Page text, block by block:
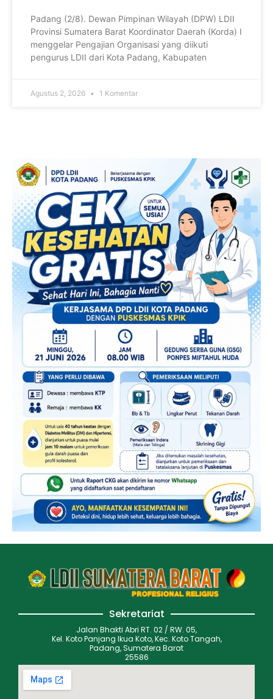
Padang (2/8). Dewan Pimpinan Wilayah (DPW) LDII
Provinsi Sumatera Barat Koordinator Daerah (Korda) I
menggelar Pengajian Organisasi yang diikuti
pengurus LDII dari Kota Padang, Kabupaten
Agustus 2, 2026 1 Komentar
Sekretariat
Jalan Bhakti Abri RT. 02 / RW. 05,
Kel. Koto Panjang Ikua Koto, Kec. Koto Tangah,
Padang, Sumatera Barat
25586